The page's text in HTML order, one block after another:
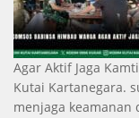
Agar Aktif Jaga
Kutai Kartanegara.
menjaga keamanan